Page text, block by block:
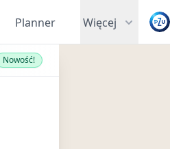
Planner Więcej
Nowość!